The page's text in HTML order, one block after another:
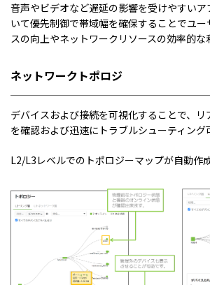
音声やビデオなど遅延の影響を受けやすい
いて優先制御で帯域幅を確保することでユ
スの向上やネットワークリソースの効率的な
ネットワークトポロジ
デバイスおよび接続を可視化することで、
を確認および迅速にトラブルシューティング
L2/L3レベルでのトポロジーマップが自動作